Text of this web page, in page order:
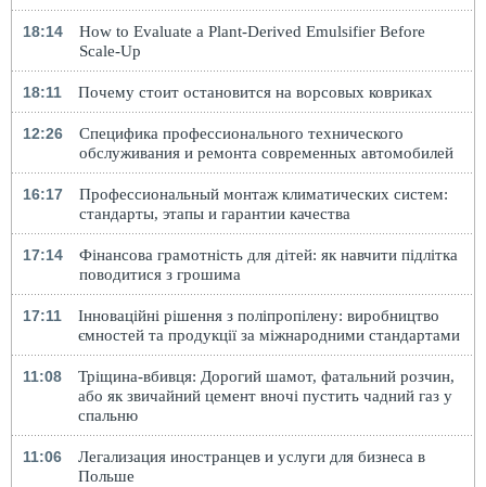
18:14
How to Evaluate a Plant-Derived Emulsifier Before
Scale-Up
18:11 Почему стоит остановится на ворсовых ковриках
12:26
Специфика профессионального технического
обслуживания и ремонта современных автомобилей
16:17
Профессиональный монтаж климатических систем:
стандарты, этапы и гарантии качества
17:14
Фінансова грамотність для дітей: як навчити підлітка
поводитися з грошима
17:11
Інноваційні рішення з поліпропілену: виробництво
ємностей та продукції за міжнародними стандартами
11:08
Тріщина-вбивця: Дорогий шамот, фатальний розчин,
або як звичайний цемент вночі пустить чадний газ у
спальню
11:06
Легализация иностранцев и услуги для бизнеса в
Польше